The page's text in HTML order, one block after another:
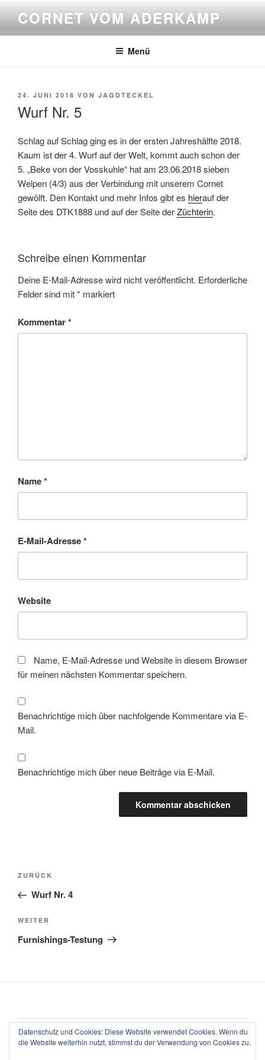
Inhalt
springen
CORNET VOM ADERKAMP
Menü
VERÖFFENTLICHT
24. JUNI 2018 VON JAGDTECKEL
Wurf Nr. 5
Schlag auf Schlag ging es in der ersten Jahreshälfte 2018.
Kaum ist der 4. Wurf auf der Welt, kommt auch schon der
5. „Beke von der Vosskuhle“ hat am 23.06.2018 sieben
Welpen (4/3) aus der Verbindung mit unserem Cornet
gewölft. Den Kontakt und mehr Infos gibt es hierauf der
Seite des DTK1888 und auf der Seite derZüchterin.
Schreibe einen Kommentar
Deine E-Mail-Adresse wird nicht veröffentlicht. Erforderliche
Felder sind mit* markiert
Kommentar*
Name*
E-Mail-Adresse*
Website
Name, E-Mail-Adresse und Website in diesem Browser
für meinen nächsten Kommentar speichern.
Benachrichtige mich über nachfolgende Kommentare via E-
Mail.
Benachrichtige mich über neue Beiträge via E-Mail.
Beitragsnavigation
Vorheriger
Beitrag
ZURÜCK
Wurf Nr. 4
Nächster
Beitrag
WEITER
Furnishings-Testung
Impressum
Datenschutz und Cookies: Diese Website verwendet Cookies. Wenn du
die Website weiterhin nutzt, stimmst du der Verwendung von Cookies zu.